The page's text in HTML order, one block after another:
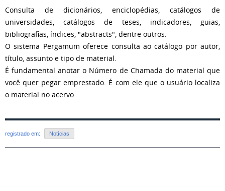
Consulta de dicionários, enciclopédias, catálogos de
universidades, catálogos de teses, indicadores, guias,
bibliografias, índices, "abstracts", dentre outros.
O sistema Pergamum oferece consulta ao catálogo por autor,
título, assunto e tipo de material.
É fundamental anotar o Número de Chamada do material que
você quer pegar emprestado. É com ele que o usuário localiza
o material no acervo.
registrado em: Notícias